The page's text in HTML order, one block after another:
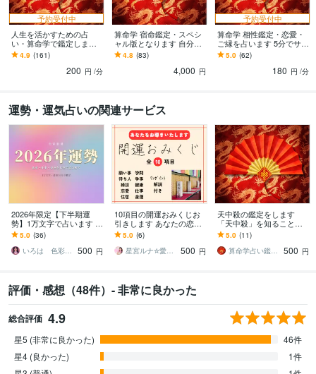
予約受付中
人生を活かすための占
い・算命学で鑑定します
朱学院にて11年間習得・
鑑定歴20年
4.9 (161)
200 円 /分
算命学 宿命鑑定・スペシ
ャル版となります 自分の
宿命に見合う生き方が、
運勢をしっかりさせるこ
4.8 (83)
4,000 円
予約受付中
算命学 相性鑑定・恋愛・
ご縁を占います 5分でサク
ッと占います。明確ハッ
キリ鑑定スタイル⭐️
5.0 (62)
180 円 /分
運勢・運気占いの関連サービス
2026年限定【下半期運
勢】1万文字で占います 色
彩霊視で恋愛·仕事·金運、
あなたの2026年下半期を
視ます
5.0 (36)
いろは 色彩霊視｜エネルギーヒーラー
500 円
10項目の開運おみくじお
引きします あなたの恋
愛、仕事、金運など…総
合運が手に取るようにわ
かる！
5.0 (6)
星宮ルナ✮愛されオーラ占い
500 円
天中殺の鑑定をします
「天中殺」を知ることで
運勢を下げない生き方を
5.0 (11)
算命学占い鑑定師 龍メイ
500 円
評価・感想（48件）- 非常に良かった
総合評価 4.9
星5 (非常に良かった)
46件
星4 (良かった)
1件